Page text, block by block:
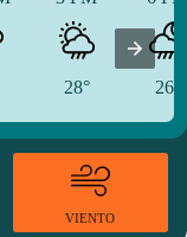
28° 26°
VIENTO